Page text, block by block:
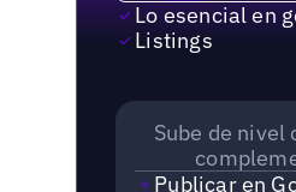
Lo esencial en
Listings
Sube de nivel
Publicar en